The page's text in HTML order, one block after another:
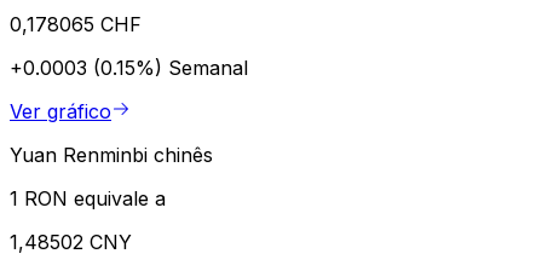
0,178065 CHF
+0.0003 (0.15%) Semanal
Ver gráfico
Yuan Renminbi chinês
1 RON equivale a
1,48502 CNY